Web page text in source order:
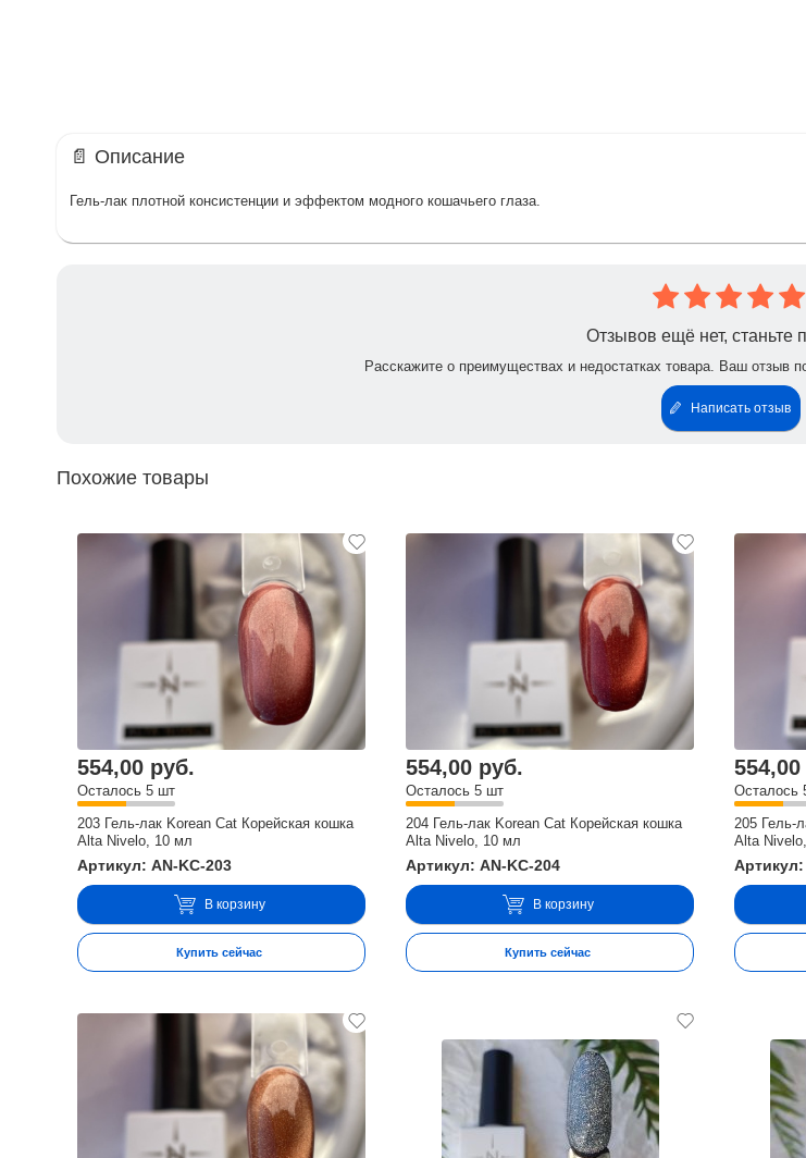
📄 Описание
Гель-лак плотной консистенции и эффектом модного кошачьего глаза.
Отзывов ещё нет, станьте
Расскажите о преимуществах и недостатках товара. Ваш отзыв
Написать отзыв
Похожие товары
554,00 руб.
Осталось 5 шт
203 Гель-лак Korean Cat Корейская кошка
Alta Nivelo, 10 мл
Артикул: AN-KC-203
В корзину
Купить сейчас
554,00 руб.
Осталось 5 шт
204 Гель-лак Korean Cat Корейская кошка
Alta Nivelo, 10 мл
Артикул: AN-KC-204
В корзину
Купить сейчас
Осталось
205 Гель-
Alta
Артикул: